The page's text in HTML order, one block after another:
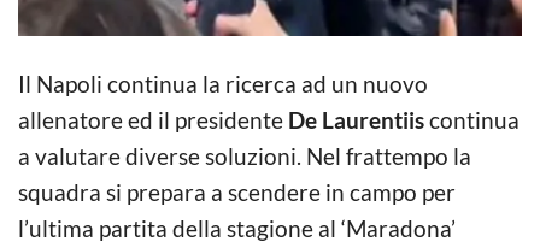
Il Napoli continua la ricerca ad un nuovo
allenatore ed il presidente De Laurentiiscontinua
a valutare diverse soluzioni. Nel frattempo la
squadra si prepara a scendere in campo per
l’ultima partita della stagione al ‘Maradona’